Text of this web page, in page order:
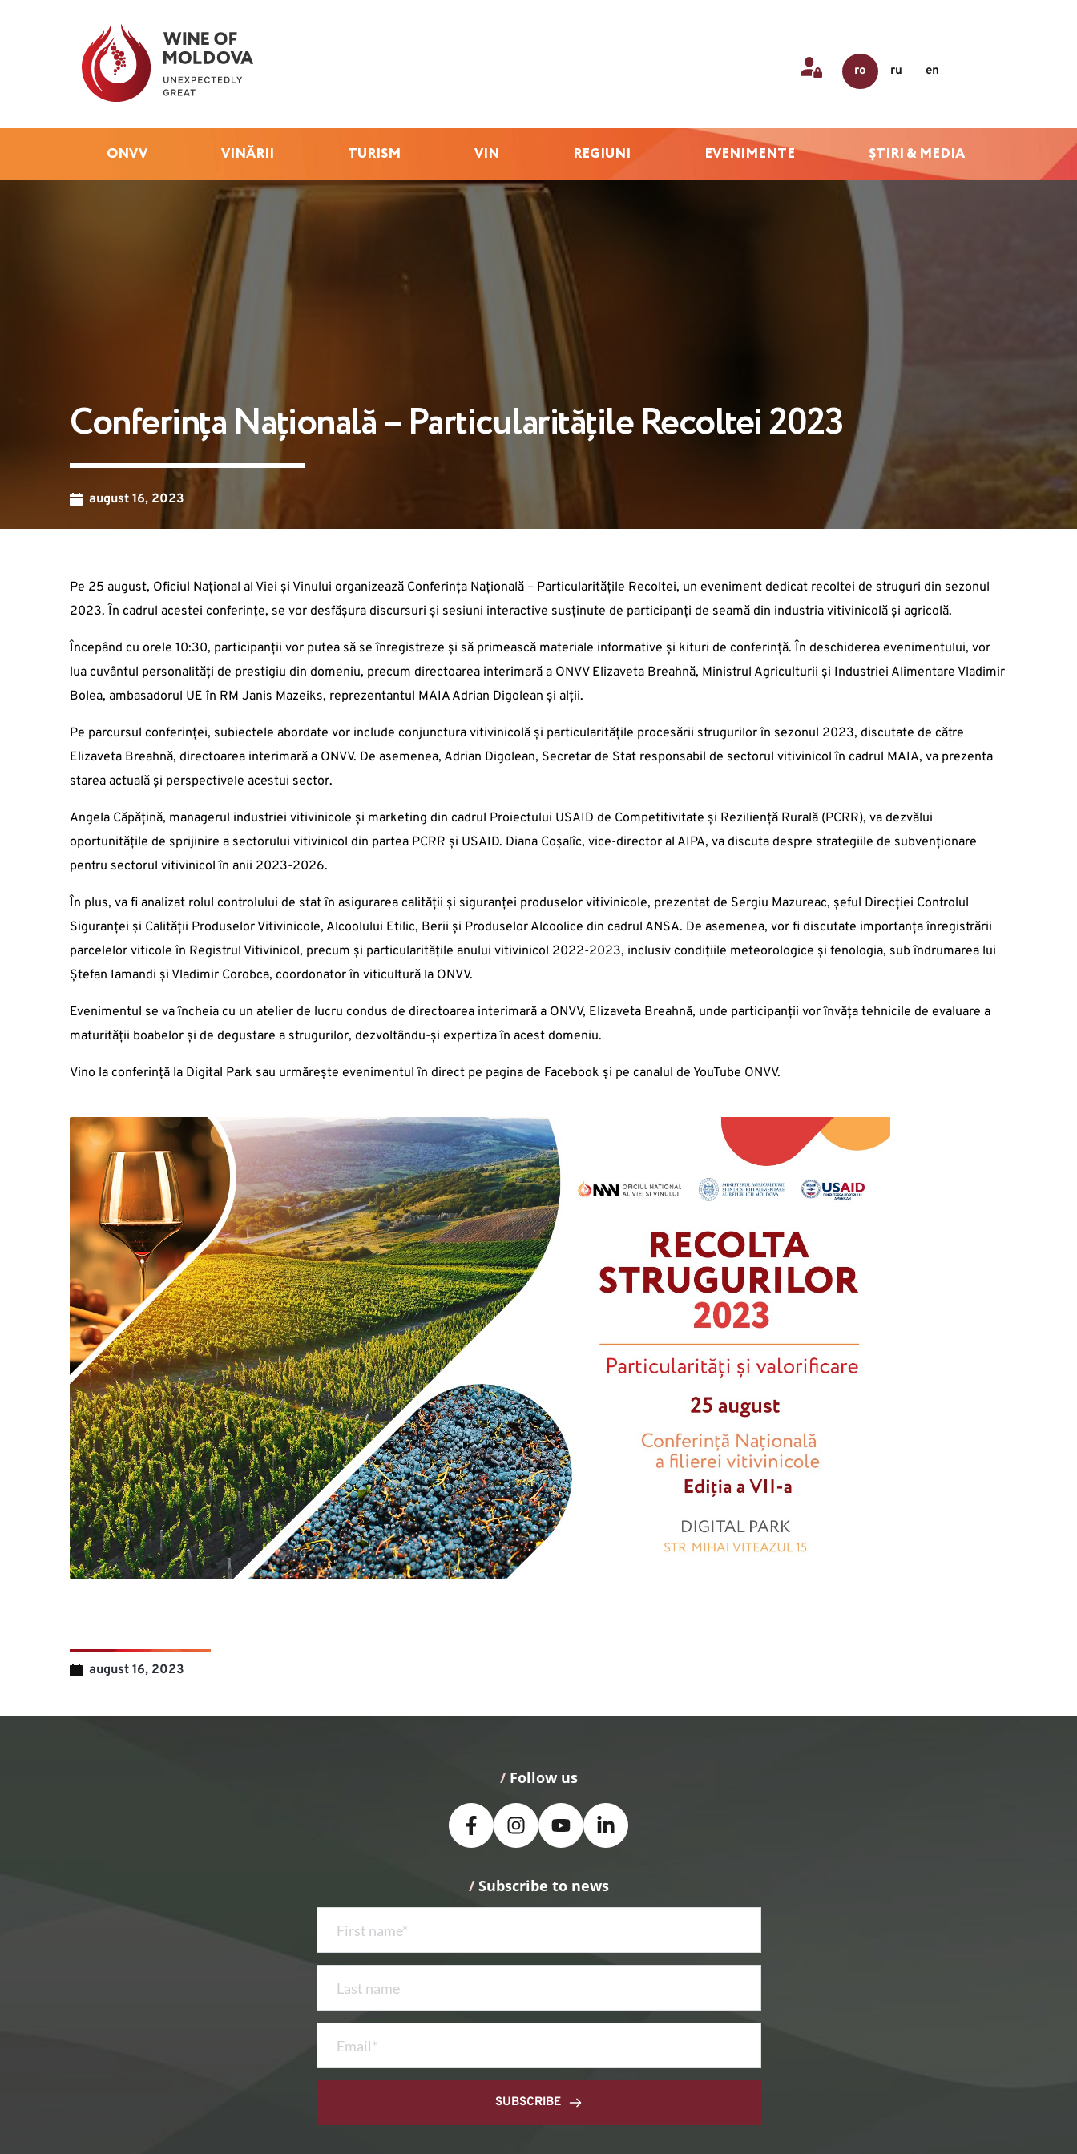
ro ru en
ONVV VINĂRII TURISM VIN REGIUNI EVENIMENTE ȘTIRI & MEDIA
Conferința Națională – Particularitățile Recoltei 2023
august 16, 2023
Pe 25 august, Oficiul Național al Viei și Vinului organizează Conferința Națională – Particularitățile Recoltei, un eveniment dedicat recoltei de struguri din sezonul
2023. În cadrul acestei conferințe, se vor desfășura discursuri și sesiuni interactive susținute de participanți de seamă din industria vitivinicolă și agricolă.
Începând cu orele 10:30, participanții vor putea să se înregistreze și să primească materiale informative și kituri de conferință. În deschiderea evenimentului, vor
lua cuvântul personalități de prestigiu din domeniu, precum directoarea interimară a ONVV Elizaveta Breahnă, Ministrul Agriculturii și Industriei Alimentare Vladimir
Bolea, ambasadorul UE în RM Janis Mazeiks, reprezentantul MAIA Adrian Digolean și alții.
Pe parcursul conferinței, subiectele abordate vor include conjunctura vitivinicolă și particularitățile procesării strugurilor în sezonul 2023, discutate de către
Elizaveta Breahnă, directoarea interimară a ONVV. De asemenea, Adrian Digolean, Secretar de Stat responsabil de sectorul vitivinicol în cadrul MAIA, va prezenta
starea actuală și perspectivele acestui sector.
Angela Căpățină, managerul industriei vitivinicole și marketing din cadrul Proiectului USAID de Competitivitate și Reziliență Rurală (PCRR), va dezvălui
oportunitățile de sprijinire a sectorului vitivinicol din partea PCRR și USAID. Diana Coșalîc, vice-director al AIPA, va discuta despre strategiile de subvenționare
pentru sectorul vitivinicol în anii 2023-2026.
În plus, va fi analizat rolul controlului de stat în asigurarea calității și siguranței produselor vitivinicole, prezentat de Sergiu Mazureac, șeful Direcției Controlul
Siguranței și Calității Produselor Vitivinicole, Alcoolului Etilic, Berii și Produselor Alcoolice din cadrul ANSA. De asemenea, vor fi discutate importanța înregistrării
parcelelor viticole în Registrul Vitivinicol, precum și particularitățile anului vitivinicol 2022-2023, inclusiv condițiile meteorologice și fenologia, sub îndrumarea lui
Ștefan Iamandi și Vladimir Corobca, coordonator în viticultură la ONVV.
Evenimentul se va încheia cu un atelier de lucru condus de directoarea interimară a ONVV, Elizaveta Breahnă, unde participanții vor învăța tehnicile de evaluare a
maturității boabelor și de degustare a strugurilor, dezvoltându-și expertiza în acest domeniu.
Vino la conferință la Digital Park sau urmărește evenimentul în direct pe pagina de Facebook și pe canalul de YouTube ONVV.
august 16, 2023
/ Follow us
/ Subscribe to news
SUBSCRIBE